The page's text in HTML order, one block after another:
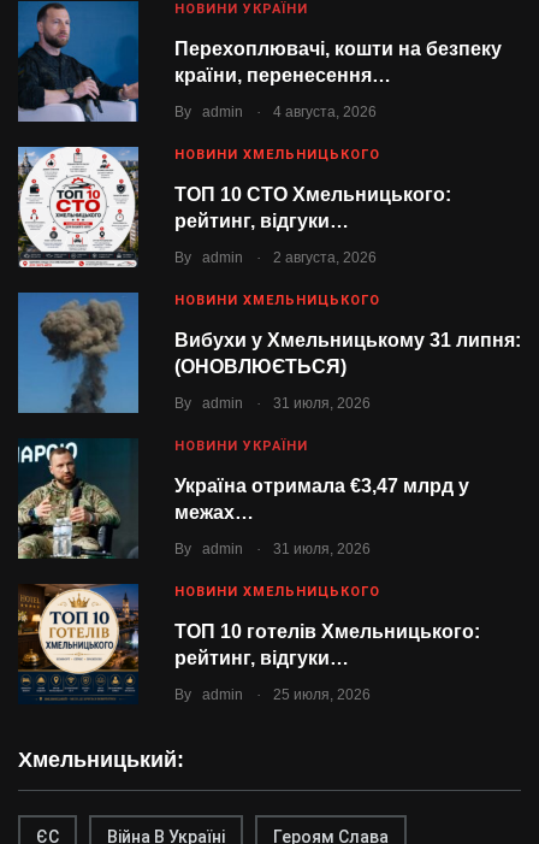
НОВИНИ УКРАЇНИ
Перехоплювачі, кошти на безпеку
країни, перенесення…
By admin . 4 августа, 2026
НОВИНИ ХМЕЛЬНИЦЬКОГО
ТОП 10 СТО Хмельницького:
рейтинг, відгуки…
By admin . 2 августа, 2026
НОВИНИ ХМЕЛЬНИЦЬКОГО
Вибухи у Хмельницькому 31 липня:
(ОНОВЛЮЄТЬСЯ)
By admin . 31 июля, 2026
НОВИНИ УКРАЇНИ
Україна отримала €3,47 млрд у
межах…
By admin . 31 июля, 2026
НОВИНИ ХМЕЛЬНИЦЬКОГО
ТОП 10 готелів Хмельницького:
рейтинг, відгуки…
By admin . 25 июля, 2026
Хмельницький:
ЄС Війна В Україні Героям Слава